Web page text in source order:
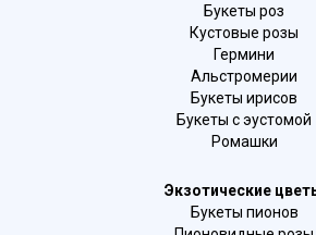
Букеты роз
Кустовые розы
Гермини
Альстромерии
Букеты ирисов
Букеты с эустомой
Ромашки
Экзотические
Букеты пионов